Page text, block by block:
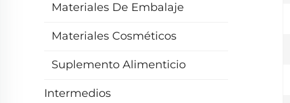
Materiales De Embalaje
Materiales Cosméticos
Suplemento Alimenticio
Intermedios